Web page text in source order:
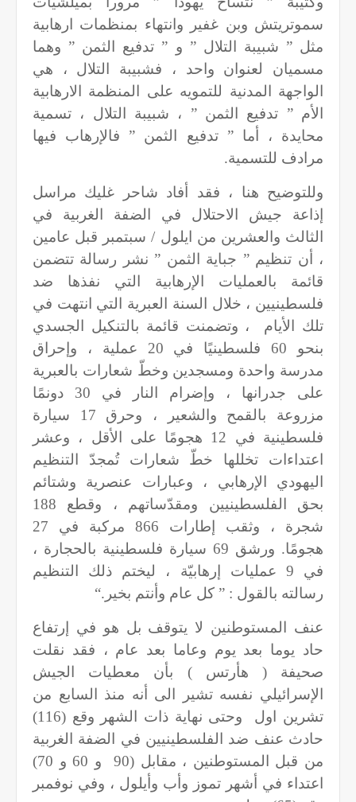
سموتريتش وبن غفير وانتهاء بمنظمات ارهابية
مثل ” شبيبة التلال ” و ” تدفيع الثمن ” وهما
مسميان لعنوان واحد ، فشبيبة التلال ، هي
الواجهة المدنية للتمويه على المنظمة الارهابية
الأم ” تدفيع الثمن ” ، شبيبة التلال ، تسمية
محايدة ، أما ” تدفيع الثمن ” فالإرهاب فيها
مرادف للتسمية.
وللتوضيح هنا ، فقد أفاد شاحر غليك مراسل
إذاعة جيش الاحتلال في الضفة الغربية في
الثالث والعشرين من ايلول / سبتمبر قبل عامين
، أن تنظيم ” جباية الثمن ” نشر رسالة تتضمن
قائمة بالعمليات الإرهابية التي نفذها ضد
فلسطينيين ، خلال السنة العبرية التي انتهت في
تلك الأيام ، وتضمنت قائمة بالتنكيل الجسدي
بنحو 60 فلسطينيًا في 20 عملية ، وإحراق
مدرسة واحدة ومسجدين وخطّ شعارات بالعبرية
على جدرانها ، وإضرام النار في 30 دونمًا
مزروعة بالقمح والشعير ، وحرق 17 سيارة
فلسطينية في 12 هجومًا على الأقل ، وعشر
اعتداءات تخللها خطّ شعارات تُمجدّ التنظيم
اليهودي الإرهابي ، وعبارات عنصرية وشتائم
بحق الفلسطينيين ومقدّساتهم ، وقطع 188
شجرة ، وثقب إطارات 866 مركبة في 27
هجومًا. ورشق 69 سيارة فلسطينية بالحجارة ،
في 9 عمليات إرهابيّة ، ليختم ذلك التنظيم
رسالته بالقول : ” كل عام وأنتم بخير “.
عنف المستوطنين لا يتوقف بل هو في إرتفاع
حاد يوما بعد يوم وعاما بعد عام ، فقد نقلت
صحيفة ( هأرتس ) بأن معطيات الجيش
الإسرائيلي نفسه تشير الى أنه منذ السابع من
تشرين اول وحتى نهاية ذات الشهر وقع (116)
حادث عنف ضد الفلسطينيين في الضفة الغربية
من قبل المستوطنين ، مقابل (90 و 60 و 70)
اعتداء في أشهر تموز وأب وأيلول ، وفي نوفمبر